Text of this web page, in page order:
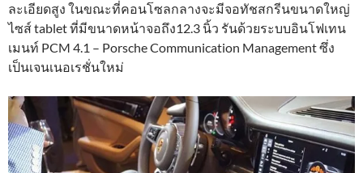
ละเอียดสูง ในขณะที่คอนโซลกลางจะมีจอทัชสกรีนขนาดใหญ่
ไซส์ tablet ที่มีขนาดหน้าจอถึง12.3 นิ้ว รันด้วยระบบอินโฟเทน
เมนท์ PCM 4.1 – Porsche Communication Management ซึ่ง
เป็นเจนเนอเรชั่นใหม่